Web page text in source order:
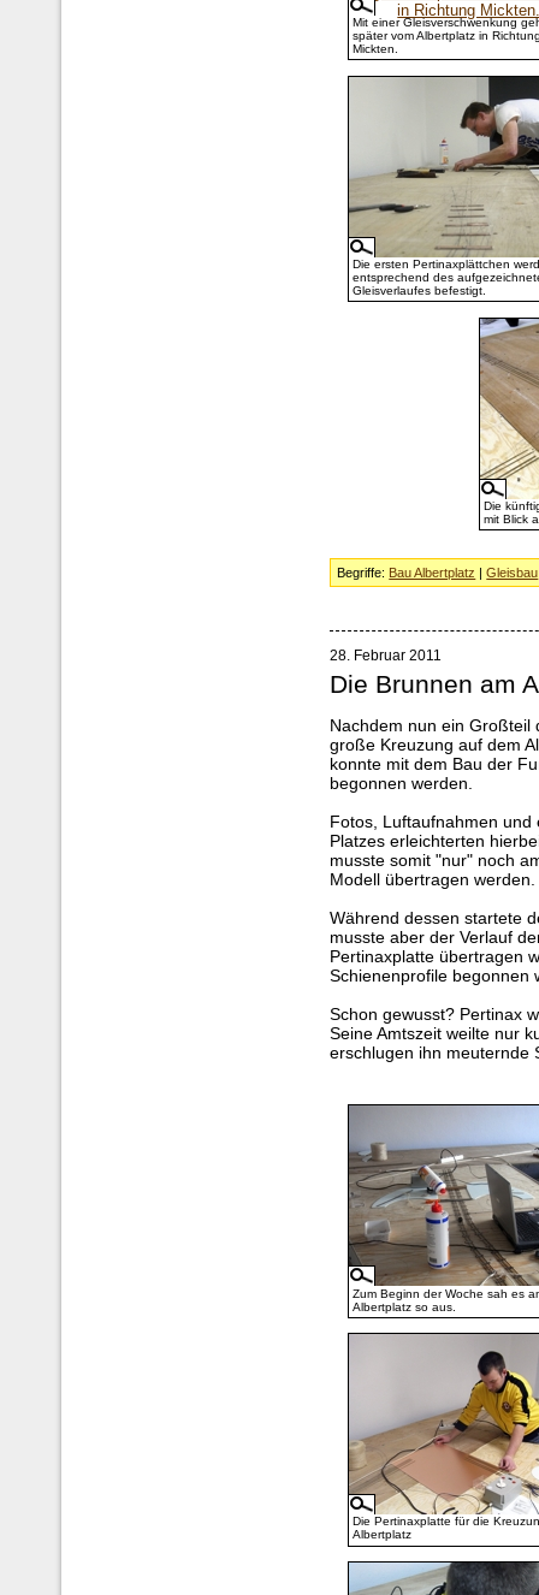
Mit einer Gleisverschwenkung
später vom Albertplatz in
Mickten.
Die ersten Pertinaxplättchen
entsprechend des
Gleisverlaufes befestigt.
Die
mit Blick
Begriffe: Bau Albertplatz |Gleisbau
28. Februar 2011
Die Brunnen am
Nachdem nun ein Großteil
große Kreuzung auf dem
konnte mit dem Bau der
begonnen werden.
Fotos, Luftaufnahmen
Platzes erleichterten
musste somit "nur" noch
Modell übertragen werden.
Während dessen startete
musste aber der Verlauf
Pertinaxplatte übertragen
Schienenprofile begonnen
Schon gewusst? Pertinax
Seine Amtszeit weilte nur
erschlugen ihn meuternde
Zum Beginn der Woche sah es
Albertplatz so aus.
Die Pertinaxplatte für die
Albertplatz